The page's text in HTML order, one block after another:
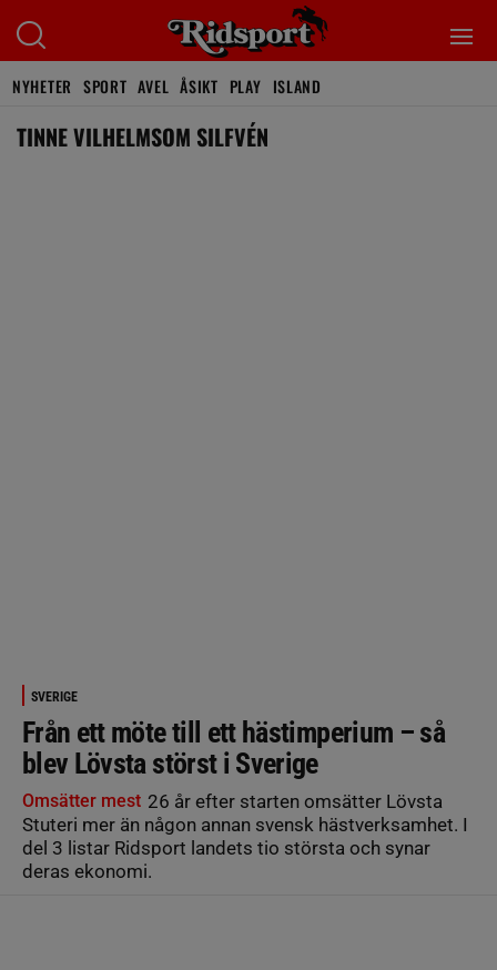
NYHETER SPORT AVEL ÅSIKT PLAY ISLAND
TINNE VILHELMSOM SILFVÉN
SVERIGE
Från ett möte till ett hästimperium – så
blev Lövsta störst i Sverige
Omsätter mest 26 år efter starten omsätter Lövsta
Stuteri mer än någon annan svensk hästverksamhet. I
del 3 listar Ridsport landets tio största och synar
deras ekonomi.